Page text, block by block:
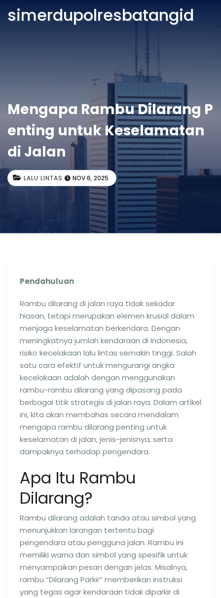
simerdupolresbatangid
Mengapa Rambu Dilarang P
enting untuk Keselamatan
di Jalan
LALU LINTAS NOV 6, 2025
Pendahuluan
Rambu dilarang di jalan raya tidak sekadar
hiasan, tetapi merupakan elemen krusial dalam
menjaga keselamatan berkendara. Dengan
meningkatnya jumlah kendaraan di Indonesia,
risiko kecelakaan lalu lintas semakin tinggi. Salah
satu cara efektif untuk mengurangi angka
kecelakaan adalah dengan menggunakan
rambu-rambu dilarang yang dipasang pada
berbagai titik strategis di jalan raya. Dalam artikel
ini, kita akan membahas secara mendalam
mengapa rambu dilarang penting untuk
keselamatan di jalan, jenis-jenisnya, serta
dampaknya terhadap pengendara.
Apa Itu Rambu
Dilarang?
Rambu dilarang adalah tanda atau simbol yang
menunjukkan larangan tertentu bagi
pengendara atau pengguna jalan. Rambu ini
memiliki warna dan simbol yang spesifik untuk
menyampaikan pesan dengan jelas. Misalnya,
rambu “Dilarang Parkir” memberikan instruksi
yang tegas agar kendaraan tidak diparkir di